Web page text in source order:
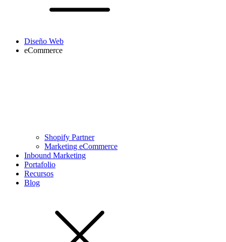
Diseño Web
eCommerce
Shopify Partner
Marketing eCommerce
Inbound Marketing
Portafolio
Recursos
Blog